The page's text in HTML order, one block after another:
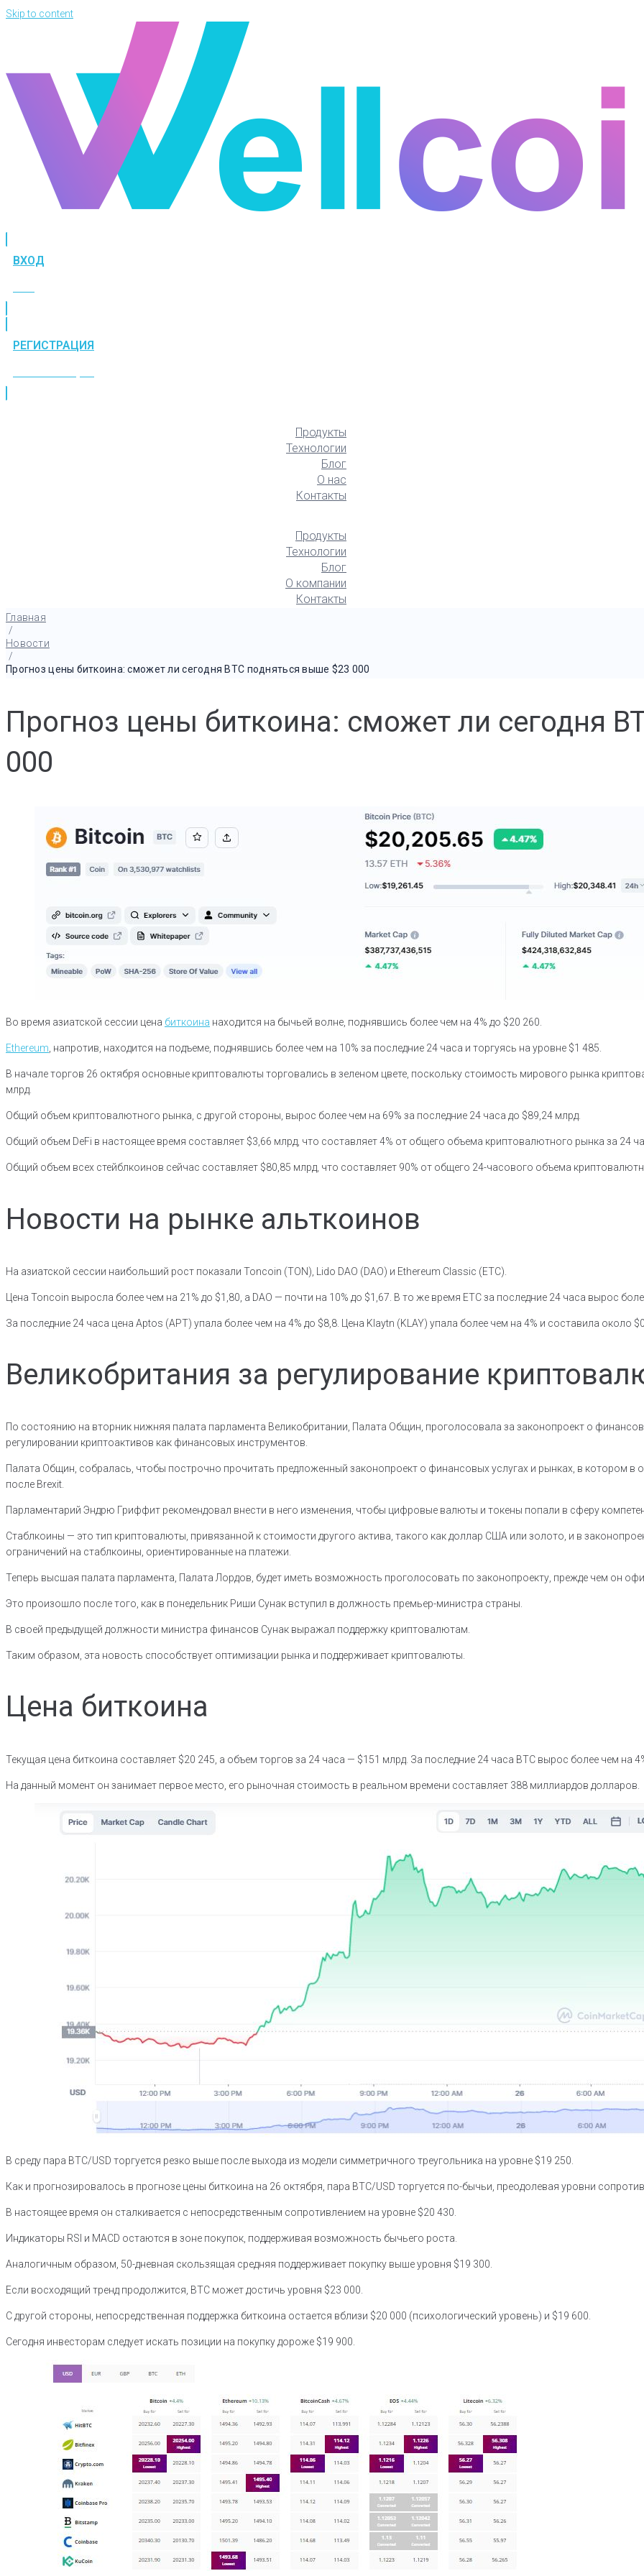
Skip to content
ВХОД
РЕГИСТРАЦИЯ
Продукты
Технологии
Блог
О нас
Контакты
Продукты
Технологии
Блог
О компании
Контакты
Главная
/
Новости
/
Прогноз цены биткоина: cможет ли сегодня BTC подняться выше $23 000
Прогноз цены биткоина: cможет ли сегодня
000
Во время азиатской сессии цена биткоина находится на бычьей волне, поднявшись более чем на 4% до $20 260.
Ethereum, напротив, находится на подъеме, поднявшись более чем на 10% за последние 24 часа и торгуясь на уровне $1 485.
В начале торгов 26 октября основные криптовалюты торговались в зеленом цвете, поскольку стоимость мирового рынка
млрд.
Общий объем криптовалютного рынка, с другой стороны, вырос более чем на 69% за последние 24 часа до $89,24 млрд.
Общий объем DeFi в настоящее время составляет $3,66 млрд, что составляет 4% от общего объема криптовалютного рынка за 24
Общий объем всех стейблкоинов сейчас составляет $80,85 млрд, что составляет 90% от общего 24-часового объема
Новости на рынке альткоинов
На азиатской сессии наибольший рост показали Toncoin (TON), Lido DAO (DAO) и Ethereum Classic (ETC).
Цена Toncoin выросла более чем на 21% до $1,80, а DAO — почти на 10% до $1,67. В то же время ETC за последние 24 часа вырос
За последние 24 часа цена Aptos (APT) упала более чем на 4% до $8,8. Цена Klaytn (KLAY) упала более чем на 4% и составила около
Великобритания за регулирование
По состоянию на вторник нижняя палата парламента Великобритании, Палата Общин, проголосовала за законопроект о
регулировании криптоактивов как финансовых инструментов.
Палата Общин, собралась, чтобы построчно прочитать предложенный законопроект о финансовых услугах и рынках, в котором в
после Brexit.
Парламентарий Эндрю Гриффит рекомендовал внести в него изменения, чтобы цифровые валюты и токены попали в сферу
Стаблкоины — это тип криптовалюты, привязанной к стоимости другого актива, такого как доллар США или золото, и в
ограничений на стаблкоины, ориентированные на платежи.
Теперь высшая палата парламента, Палата Лордов, будет иметь возможность проголосовать по законопроекту, прежде чем он
Это произошло после того, как в понедельник Риши Сунак вступил в должность премьер-министра страны.
В своей предыдущей должности министра финансов Сунак выражал поддержку криптовалютам.
Таким образом, эта новость способствует оптимизации рынка и поддерживает криптовалюты.
Цена биткоина
Текущая цена биткоина составляет $20 245, а объем торгов за 24 часа — $151 млрд. За последние 24 часа BTC вырос более чем на
На данный момент он занимает первое место, его рыночная стоимость в реальном времени составляет 388 миллиардов долларов.
В среду пара BTC/USD торгуется резко выше после выхода из модели симметричного треугольника на уровне $19 250.
Как и прогнозировалось в прогнозе цены биткоина на 26 октября, пара BTC/USD торгуется по-бычьи, преодолевая уровни
В настоящее время он сталкивается с непосредственным сопротивлением на уровне $20 430.
Индикаторы RSI и MACD остаются в зоне покупок, поддерживая возможность бычьего роста.
Аналогичным образом, 50-дневная скользящая средняя поддерживает покупку выше уровня $19 300.
Если восходящий тренд продолжится, BTC может достичь уровня $23 000.
С другой стороны, непосредственная поддержка биткоина остается вблизи $20 000 (психологический уровень) и $19 600.
Сегодня инвесторам следует искать позиции на покупку дороже $19 900.